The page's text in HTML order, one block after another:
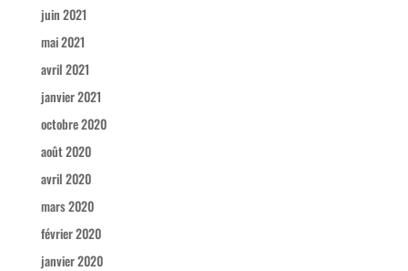
juin 2021
mai 2021
avril 2021
janvier 2021
octobre 2020
août 2020
avril 2020
mars 2020
février 2020
janvier 2020